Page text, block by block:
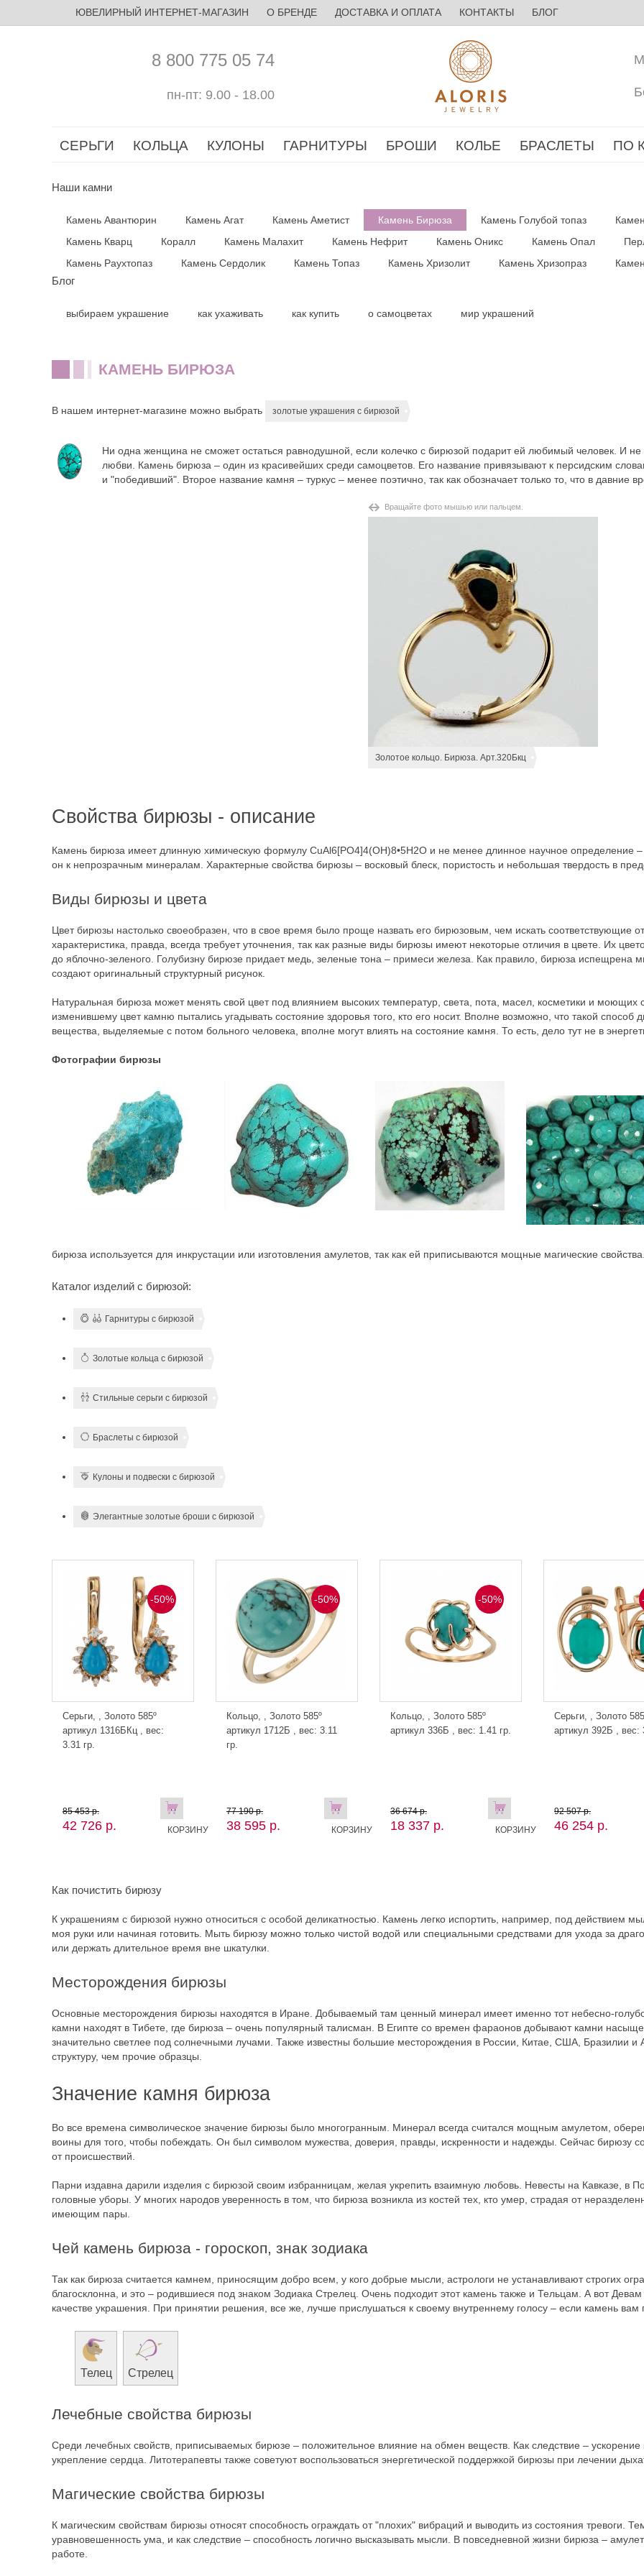
ЮВЕЛИРНЫЙ ИНТЕРНЕТ-МАГАЗИН О БРЕНДЕ ДОСТАВКА И ОПЛАТА КОНТАКТЫ БЛОГ
8 800 775 05 74
пн-пт: 9.00 - 18.00
СЕРЬГИ КОЛЬЦА КУЛОНЫ ГАРНИТУРЫ БРОШИ КОЛЬЕ БРАСЛЕТЫ ПО
Наши камни
Камень Авантюрин Камень Агат Камень Аметист Камень Бирюза Камень Голубой топаз
Камень Кварц
Коралл Камень Малахит Камень Нефрит Камень Оникс Камень Опал
Камень Раухтопаз
Камень Сердолик Камень Топаз Камень Хризолит Камень Хризопраз
Блог
выбираем украшение как ухаживать как купить о самоцветах мир украшений
КАМЕНЬ БИРЮЗА
В нашем интернет-магазине можно выбрать золотые украшения с бирюзой
Ни одна женщина не сможет остаться равнодушной, если колечко с бирюзой подарит ей любимый человек. И не
любви. Камень бирюза – один из красивейших среди самоцветов. Его название привязывают к персидским
и "победивший". Второе название камня – туркус – менее поэтично, так как обозначает только то, что в давние
Вращайте фото мышью или пальцем.
Золотое кольцо. Бирюза. Арт.320Бкц
Свойства бирюзы - описание
Камень бирюза имеет длинную химическую формулу CuAl6[PO4]4(OH)8•5H2O и не менее длинное научное
он к непрозрачным минералам. Характерные свойства бирюзы – восковый блеск, пористость и небольшая твердость в
Виды бирюзы и цвета
Цвет бирюзы настолько своеобразен, что в свое время было проще назвать его бирюзовым, чем искать соответствующие
характеристика, правда, всегда требует уточнения, так как разные виды бирюзы имеют некоторые отличия в цвете. Их
до яблочно-зеленого. Голубизну бирюзе придает медь, зеленые тона – примеси железа. Как правило, бирюза испещрена
создают оригинальный структурный рисунок.
Натуральная бирюза может менять свой цвет под влиянием высоких температур, света, пота, масел, косметики и моющих
изменившему цвет камню пытались угадывать состояние здоровья того, кто его носит. Вполне возможно, что такой способ
вещества, выделяемые с потом больного человека, вполне могут влиять на состояние камня. То есть, дело тут не в
Фотографии бирюзы
бирюза используется для инкрустации или изготовления амулетов, так как ей приписываются мощные магические свойства.
Каталог изделий с бирюзой:
Гарнитуры с бирюзой
Золотые кольца с бирюзой
Стильные серьги с бирюзой
Браслеты с бирюзой
Кулоны и подвески с бирюзой
Элегантные золотые броши с бирюзой
-50%
Серьги, , Золото 585º
артикул 1316БКц , вес:
3.31 гр.
42 726 р.
85 453 р. В
КОРЗИНУ
-50%
Кольцо, , Золото 585º
артикул 1712Б , вес: 3.11
гр.
38 595 р.
77 190 р. В
КОРЗИНУ
-50%
Кольцо, , Золото 585º
артикул 336Б , вес: 1.41 гр.
18 337 р.
36 674 р. В
КОРЗИНУ
Серьги, , Золото
артикул 392Б , вес:
46 254 р.
92 507 р.
Как почистить бирюзу
К украшениям с бирюзой нужно относиться с особой деликатностью. Камень легко испортить, например, под действием
моя руки или начиная готовить. Мыть бирюзу можно только чистой водой или специальными средствами для ухода за
или держать длительное время вне шкатулки.
Месторождения бирюзы
Основные месторождения бирюзы находятся в Иране. Добываемый там ценный минерал имеет именно тот небесно-
камни находят в Тибете, где бирюза – очень популярный талисман. В Египте со времен фараонов добывают камни
значительно светлее под солнечными лучами. Также известны большие месторождения в России, Китае, США, Бразилии и
структуру, чем прочие образцы.
Значение камня бирюза
Во все времена символическое значение бирюзы было многогранным. Минерал всегда считался мощным амулетом,
воины для того, чтобы побеждать. Он был символом мужества, доверия, правды, искренности и надежды. Сейчас бирюзу
от происшествий.
Парни издавна дарили изделия с бирюзой своим избранницам, желая укрепить взаимную любовь. Невесты на Кавказе, в
головные уборы. У многих народов уверенность в том, что бирюза возникла из костей тех, кто умер, страдая от
имеющим пары.
Чей камень бирюза - гороскоп, знак зодиака
Так как бирюза считается камнем, приносящим добро всем, у кого добрые мысли, астрологи не устанавливают строгих
благосклонна, и это – родившиеся под знаком Зодиака Стрелец. Очень подходит этот камень также и Тельцам. А вот
качестве украшения. При принятии решения, все же, лучше прислушаться к своему внутреннему голосу – если камень вам
Телец Стрелец
Лечебные свойства бирюзы
Среди лечебных свойств, приписываемых бирюзе – положительное влияние на обмен веществ. Как следствие – ускорение
укрепление сердца. Литотерапевты также советуют воспользоваться энергетической поддержкой бирюзы при лечении
Магические свойства бирюзы
К магическим свойствам бирюзы относят способность ограждать от "плохих" вибраций и выводить из состояния тревоги.
уравновешенность ума, и как следствие – способность логично высказывать мысли. В повседневной жизни бирюза –
работе.